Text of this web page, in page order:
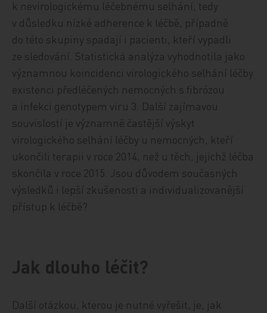
k nevirologickému léčebnému selhání, tedy
v důsledku nízké adherence k léčbě, případně
do této skupiny spadají i pacienti, kteří vypadli
ze sledování. Statistická analýza vyhodnotila jako
významnou koincidenci virologického selhání léčby
existenci předléčených nemocných s fibrózou
a infekci genotypem viru 3. Další zajímavou
souvislostí je významně častější výskyt
virologického selhání léčby u nemocných, kteří
ukončili terapii v roce 2014, než u těch, jejichž léčba
skončila v roce 2015. Jsou důvodem současných
výsledků i lepší zkušenosti a individualizovanější
přístup k léčbě?
Jak dlouho léčit?
Další otázkou, kterou je nutné vyřešit, je, jak